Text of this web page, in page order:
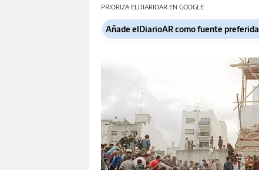
PRIORIZA ELDIARIOAR EN GOOGLE
Añade elDiarioAR como fuente preferida